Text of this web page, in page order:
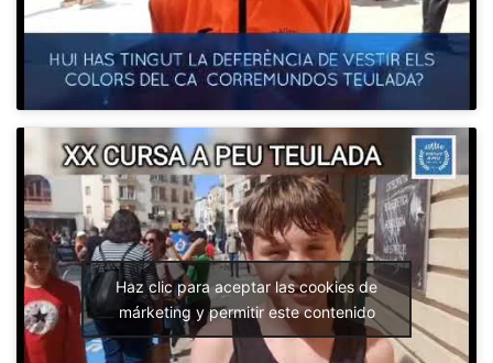
Haz clic para aceptar las cookies de
márketing y permitir este contenido